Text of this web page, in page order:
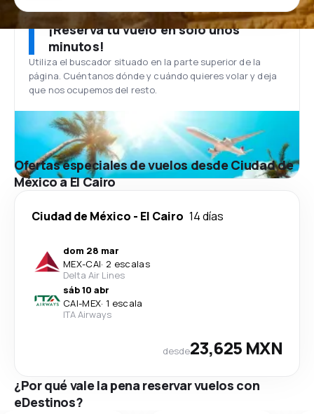
¡Reserva tu vuelo en solo unos
minutos!
Utiliza el buscador situado en la parte superior de la
página. Cuéntanos dónde y cuándo quieres volar y deja
que nos ocupemos del resto.
Ofertas especiales de vuelos desde Ciudad de
México a El Cairo
Ciudad de México - El Cairo 14 días
dom 28 mar
MEX-CAI· 2 escalas
Delta Air Lines
sáb 10 abr
CAI-MEX· 1 escala
ITA Airways
desde23,625 MXN
¿Por qué vale la pena reservar vuelos con
eDestinos?